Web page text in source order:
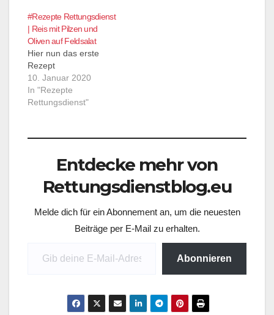
#Rezepte Rettungsdienst
| Reis mit Pilzen und
Oliven auf Feldsalat
Hier nun das erste
Rezept
10. Januar 2020
In "Rezepte
Rettungsdienst"
Entdecke mehr von
Rettungsdienstblog.eu
Melde dich für ein Abonnement an, um die neuesten
Beiträge per E-Mail zu erhalten.
Abonnieren